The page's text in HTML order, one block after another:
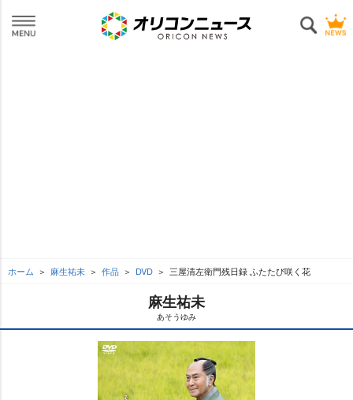
ホーム 麻生祐未 作品 DVD 三屋清左衛門残日録 ふたたび咲く花
麻生祐未
あそうゆみ